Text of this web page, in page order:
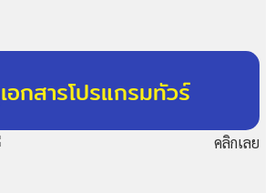
อกสารโปรแกรมทัวร์